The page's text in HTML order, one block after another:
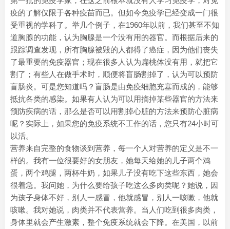
疫的了解仅限于各种疫苗而已。但如今免疫学已经变成一门很
受重视的学科了。举几个例子，在1960年以前，我们甚至不知
道胸腺的功能，认为胸腺是一个没有用的器官。而根据后来的
跟踪调查发现，所有胸腺被毁的人都得了癌症，因为他们丧失
了最重要的免疫器官；现在很多人认为扁桃体没有用，就把它
割了；有些人在做手术时，顺便将盲肠割掉了，认为可以预防
盲肠炎。可是您知道吗？盲肠是由免疫细胞充塞而成的，能够
抵抗各类的感染。如果有人认为可以用摘掉某些器官的方法来
预防疾病的话，那么是否可以用割掉心脏的方法来预防心脏病
呢？实际上，如果您的免疫系统不工作的话，您只有24小时可
以活。
营养来自完整的食物谈到营养，每一个人对营养的定义是不一
样的。我有一位很要好的女朋友，她每天给她的儿子两个鸡
蛋，两个鸡腿，两杯牛奶，如果儿子没有吃下这些东西，她会
很着急。我问她，为什么要给孩子吃这么多肉类呢？她说，因
为孩子身体不好，别人一感冒，他就感冒，别人一咳嗽，他就
咳嗽。我对她说，肉类并不代表营养。当人们吃到很多肉类，
身体里就会产生激素，整个免疫系统就会下降。在美国，以前